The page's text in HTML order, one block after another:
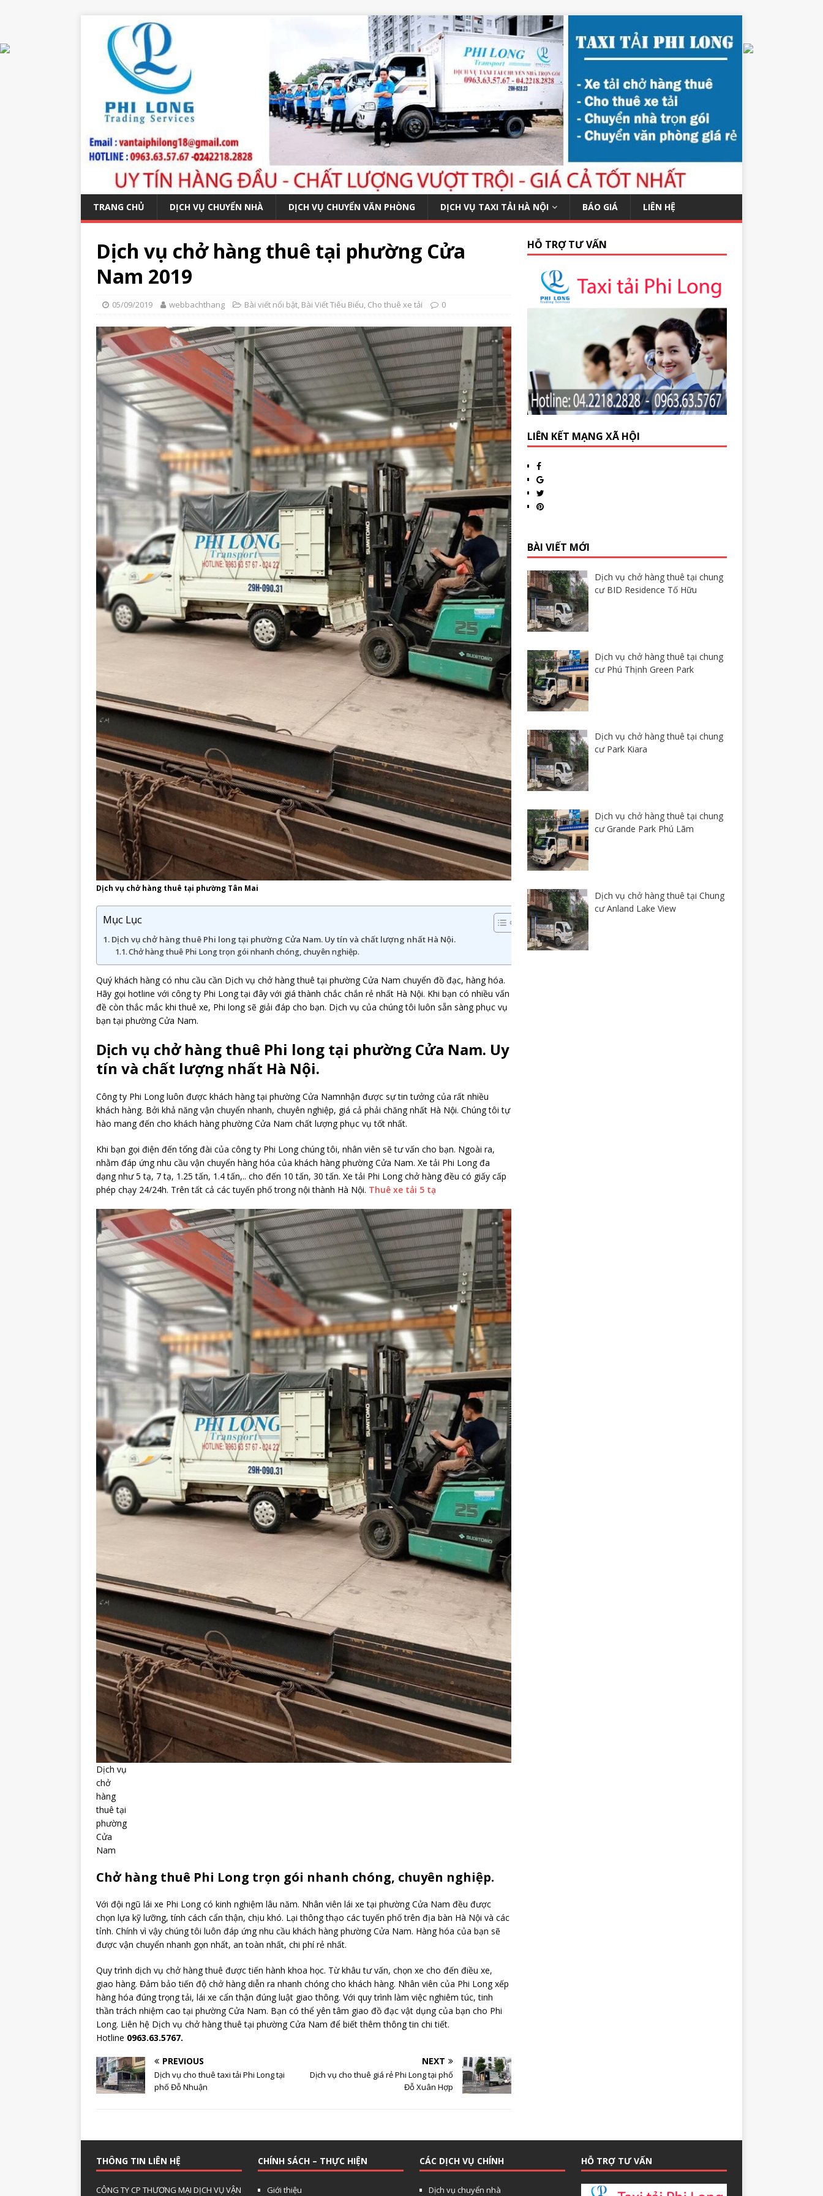
TRANG CHỦ DỊCH VỤ CHUYỂN NHÀ DỊCH VỤ CHUYỂN VĂN PHÒNG DỊCH VỤ TAXI TẢI HÀ NỘI BÁO GIÁ LIÊN HỆ
Dịch vụ chở hàng thuê tại phường Cửa
Nam 2019
05/09/2019 webbachthang Bài viết nổi bật, Bài Viết Tiêu Biểu, Cho thuê xe tải 0
Dịch vụ chở hàng thuê tại phường Tân Mai
Mục Lục
Dịch vụ chở hàng thuê Phi long tại phường Cửa Nam. Uy tín và chất lượng nhất Hà Nội.
Chở hàng thuê Phi Long trọn gói nhanh chóng, chuyên nghiệp.
Quý khách hàng có nhu cầu cần Dịch vụ chở hàng thuê tại phường Cửa Nam chuyển đồ đạc, hàng hóa.
Hãy gọi hotline với công ty Phi Long tại đây với giá thành chắc chắn rẻ nhất Hà Nội. Khi bạn có nhiều vấn
đề còn thắc mắc khi thuê xe, Phi long sẽ giải đáp cho bạn. Dịch vụ của chúng tôi luôn sẵn sàng phục vụ
bạn tại phường Cửa Nam.
Dịch vụ chở hàng thuê Phi long tại phường Cửa Nam. Uy
tín và chất lượng nhất Hà Nội.
Công ty Phi Long luôn được khách hàng tại phường Cửa Namnhận được sự tin tưởng của rất nhiều
khách hàng. Bởi khả năng vận chuyển nhanh, chuyên nghiệp, giá cả phải chăng nhất Hà Nội. Chúng tôi tự
hào mang đến cho khách hàng phường Cửa Nam chất lượng phục vụ tốt nhất.
Khi bạn gọi điện đến tổng đài của công ty Phi Long chúng tôi, nhân viên sẽ tư vấn cho bạn. Ngoài ra,
nhằm đáp ứng nhu cầu vận chuyển hàng hóa của khách hàng phường Cửa Nam. Xe tải Phi Long đa
dạng như 5 tạ, 7 tạ, 1.25 tấn, 1.4 tấn,.. cho đến 10 tấn, 30 tấn. Xe tải Phi Long chở hàng đều có giấy cấp
phép chạy 24/24h. Trên tất cả các tuyến phố trong nội thành Hà Nội. Thuê xe tải 5 tạ
Dịch vụ
chở
hàng
thuê tại
phường
Cửa
Nam
Chở hàng thuê Phi Long trọn gói nhanh chóng, chuyên nghiệp.
Với đội ngũ lái xe Phi Long có kinh nghiệm lâu năm. Nhân viên lái xe tại phường Cửa Nam đều được
chọn lựa kỹ lưỡng, tính cách cẩn thận, chịu khó. Lại thông thạo các tuyến phố trên địa bàn Hà Nội và các
tỉnh. Chính vì vậy chúng tôi luôn đáp ứng nhu cầu khách hàng phường Cửa Nam. Hàng hóa của bạn sẽ
được vận chuyển nhanh gọn nhất, an toàn nhất, chi phí rẻ nhất.
Quy trình dịch vụ chở hàng thuê được tiến hành khoa học. Từ khâu tư vấn, chọn xe cho đến điều xe,
giao hàng. Đảm bảo tiến độ chở hàng diễn ra nhanh chóng cho khách hàng. Nhân viên của Phi Long xếp
hàng hóa đúng trọng tải, lái xe cẩn thận đúng luật giao thông. Với quy trình làm việc nghiêm túc, tinh
thần trách nhiệm cao tại phường Cửa Nam. Bạn có thể yên tâm giao đồ đạc vật dụng của bạn cho Phi
Long. Liên hệ Dịch vụ chở hàng thuê tại phường Cửa Nam để biết thêm thông tin chi tiết.
Hotline 0963.63.5767.
PREVIOUS
Dịch vụ cho thuê taxi tải Phi Long tại
phố Đỗ Nhuận
NEXT
Dịch vụ cho thuê giá rẻ Phi Long tại phố
Đỗ Xuân Hợp
HỖ TRỢ TƯ VẤN
LIÊN KẾT MẠNG XÃ HỘI
BÀI VIẾT MỚI
Dịch vụ chở hàng thuê tại chung
cư BID Residence Tố Hữu
Dịch vụ chở hàng thuê tại chung
cư Phú Thịnh Green Park
Dịch vụ chở hàng thuê tại chung
cư Park Kiara
Dịch vụ chở hàng thuê tại chung
cư Grande Park Phú Lãm
Dịch vụ chở hàng thuê tại Chung
cư Anland Lake View
THÔNG TIN LIÊN HỆ
CÔNG TY CP THƯƠNG MẠI DỊCH VỤ VẬN
CHÍNH SÁCH – THỰC HIỆN
Giới thiệu
CÁC DỊCH VỤ CHÍNH
Dịch vụ chuyển nhà
HỖ TRỢ TƯ VẤN